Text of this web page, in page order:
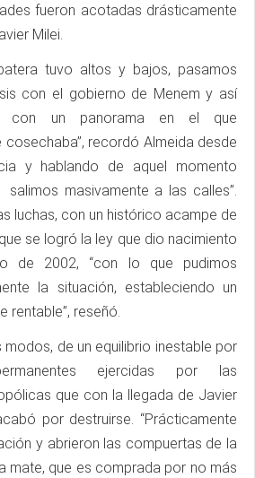
fueron acotadas drásticamente
Milei.
tuvo altos y bajos, pasamos
con el gobierno de Menem y así
con un panorama en el que
recordó Almeida desde
y hablando de aquel momento
masivamente a las calles”.
luchas, con un histórico acampe de
se logró la ley que dio nacimiento
de 2002, “con lo que pudimos
la situación, estableciendo un
rentable”, reseñó.
de un equilibrio inestable por
ejercidas por las
que con la llegada de Javier
por destruirse. “Prácticamente
y abrieron las compuertas de la
mate, que es comprada por no más